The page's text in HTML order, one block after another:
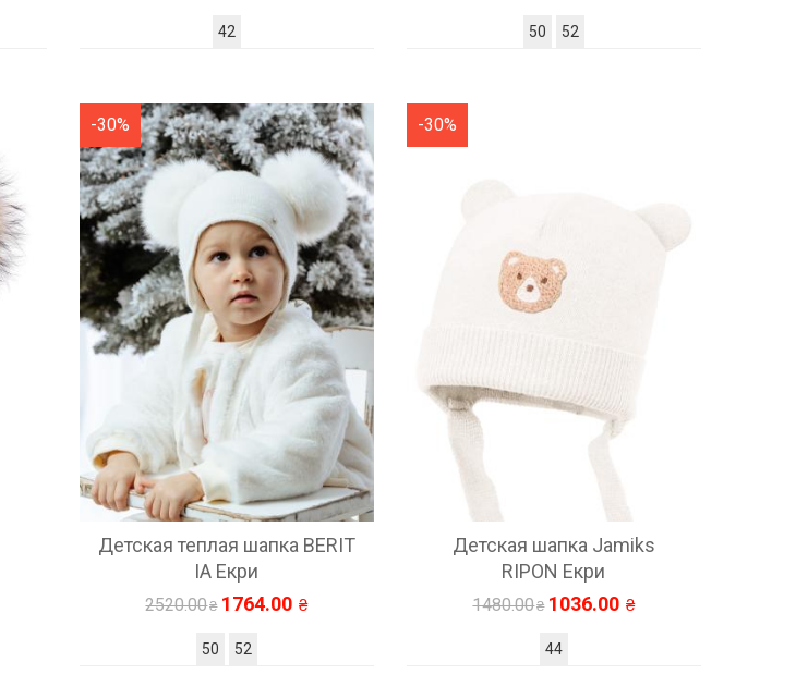
42 50 52
-30%
Детская теплая шапка BERIT
IA Екри
2520.00 1764.00
50 52
-30%
Детская шапка Jamiks
RIPON Екри
1480.00 1036.00
44